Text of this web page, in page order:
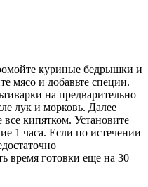
куриные бедрышки и
мясо и добавьте специи.
на предварительно
лук и морковь. Далее
кипятком. Установите
1 часа. Если по истечении
время готовки еще на 30